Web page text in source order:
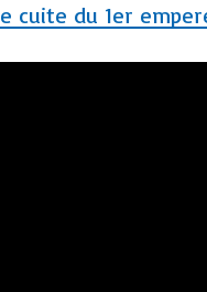
cuite du 1er